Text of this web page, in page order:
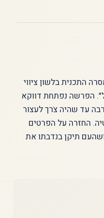
התכנית בלשון ציווי
הפרשה נפתחת דווקא
עד שהיה צֹרך לעצור
החזרה על הפרטים
תיקן בנדבתו את